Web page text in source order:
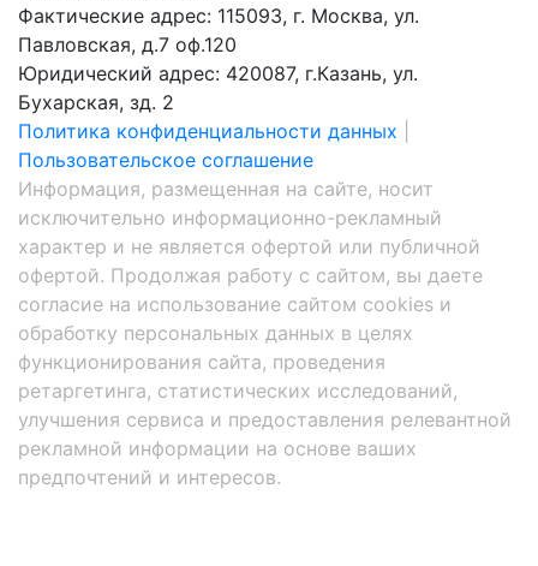
Фактические адрес: 115093, г. Москва, ул.
Павловская, д.7 оф.120
Юридический адрес: 420087, г.Казань, ул.
Бухарская, зд. 2
Политика конфиденциальности данных
Пользовательское соглашение
Информация, размещенная на сайте, носит
исключительно информационно-рекламный
характер и не является офертой или публичной
офертой. Продолжая работу с сайтом, вы даете
согласие на использование сайтом cookies и
обработку персональных данных в целях
функционирования сайта, проведения
ретаргетинга, статистических исследований,
улучшения сервиса и предоставления релевантной
рекламной информации на основе ваших
предпочтений и интересов.